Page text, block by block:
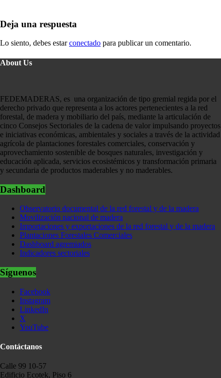
Deja una respuesta
Lo siento, debes estarconectado para publicar un comentario.
About Us
FEDEMADERAS, es una organización de tipo gremial regida por el
derecho privado que representa a los actores pertenecientes a la red
forestal, de madera y mobiliario del país, mediante la articulación de
cinco Consejos Sectoriales de la cadena de valor impulsando proyectos
e iniciativas económicas, ambientales y sociales a través de la actividad
agrícola de plantaciones forestales comerciales, conservación y
aprovechamiento sostenible de bosques naturales, investigación y
educación aplicada, servicios ecosistémicos y transformación primaria
y secundaria de productos maderables y no maderables.
Dashboard
Observatorio documental de la red forestal y de la madera
Movilización nacional de madera
Importaciones y exportaciones de la red forestal y de la madera
Plantaciones Forestales Comerciales
Dashboard agremiados
Indicadores sectoriales
Síguenos
Facebook
Instagram
LinkedIn
X
YouTube
Contáctanos
Calle 99 10-57
Edificio Ecotek, Piso 6